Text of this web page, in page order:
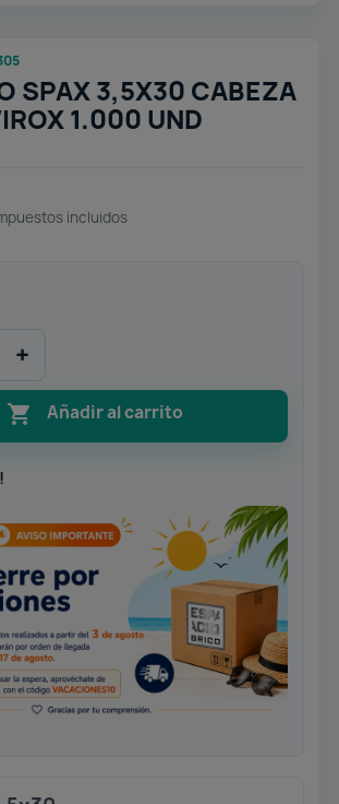
SPAX 3,5X30 CABEZA
1.000 UND
incluidos
+
 Añadir al carrito